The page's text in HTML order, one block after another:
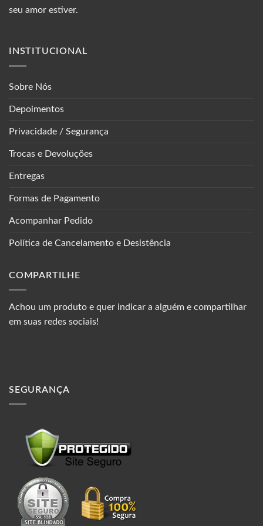
seu amor estiver.
INSTITUCIONAL
Sobre Nós
Depoimentos
Privacidade / Segurança
Trocas e Devoluções
Entregas
Formas de Pagamento
Acompanhar Pedido
Política de Cancelamento e Desistência
COMPARTILHE
Achou um produto e quer indicar a alguém e compartilhar
em suas redes sociais!
SEGURANÇA